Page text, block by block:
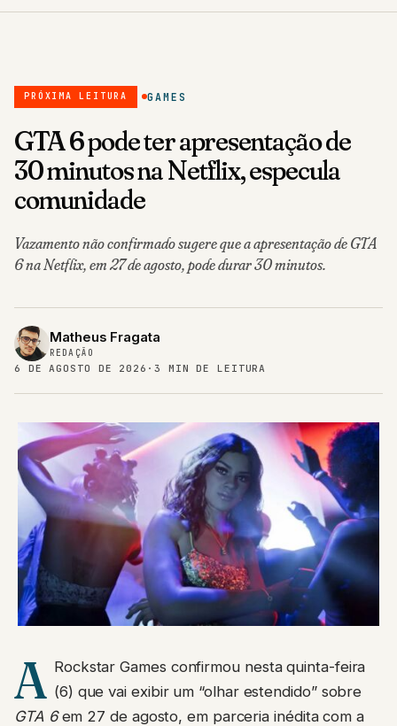
PRÓXIMA LEITURA GAMES
GTA 6 pode ter apresentação de
30 minutos na Netflix, especula
comunidade
Vazamento não confirmado sugere que a apresentação de GTA
6 na Netflix, em 27 de agosto, pode durar 30 minutos.
Matheus Fragata
REDAÇÃO
6 DE AGOSTO DE 2026 · 3 MIN DE LEITURA
A Rockstar Games confirmou nesta quinta-feira
(6) que vai exibir um “olhar estendido” sobre
GTA 6em 27 de agosto, em parceria inédita com a